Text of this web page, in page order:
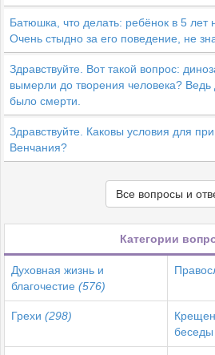
Батюшка, что делать: ребёнок в 5 лет
Очень стыдно за его поведение, не
Здравствуйте. Вот такой вопрос:
вымерли до творения человека? Ведь
было смерти.
Здравствуйте. Каковы условия для
Венчания?
Все вопросы и
Категории
Духовная жизнь и
благочестие (576)
Грехи (298)
беседы